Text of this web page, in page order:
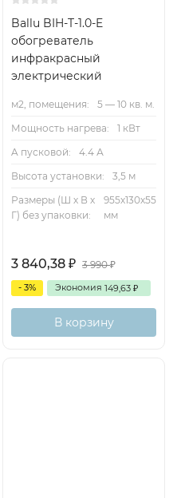
Ballu BIH-T-1.0-E
обогреватель
инфракрасный
электрический
м2, помещения:
5 — 10 кв. м.
Мощность нагрева:
1 кВт
A пусковой:
4.4 А
Высота установки:
3,5 м
Размеры (Ш х В х
Г) без упаковки:
955х130х55
мм
3 840,38 ₽ 3 990₽
- 3% Экономия 149,63 ₽
В корзину